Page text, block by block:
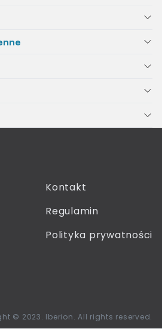
Kontakt
Regulamin
Polityka prywatności
© 2023. Iberion. All rights reserved.